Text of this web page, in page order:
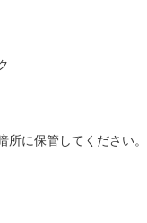
に保管してください。